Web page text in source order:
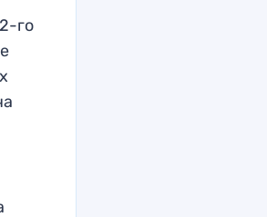
го